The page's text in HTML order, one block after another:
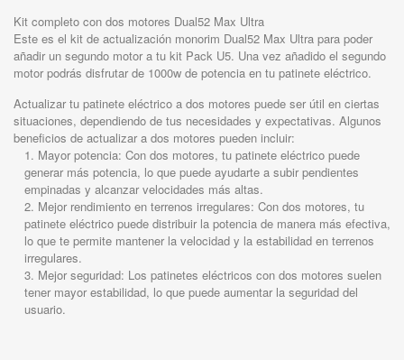
Kit completo con dos motores Dual52 Max Ultra
Este es el kit de actualización monorim Dual52 Max Ultra para poder
añadir un segundo motor a tu kit Pack U5. Una vez añadido el segundo
motor podrás disfrutar de 1000w de potencia en tu patinete eléctrico.
Actualizar tu patinete eléctrico a dos motores puede ser útil en ciertas
situaciones, dependiendo de tus necesidades y expectativas. Algunos
beneficios de actualizar a dos motores pueden incluir:
Mayor potencia: Con dos motores, tu patinete eléctrico puede
generar más potencia, lo que puede ayudarte a subir pendientes
empinadas y alcanzar velocidades más altas.
Mejor rendimiento en terrenos irregulares: Con dos motores, tu
patinete eléctrico puede distribuir la potencia de manera más efectiva,
lo que te permite mantener la velocidad y la estabilidad en terrenos
irregulares.
Mejor seguridad: Los patinetes eléctricos con dos motores suelen
tener mayor estabilidad, lo que puede aumentar la seguridad del
usuario.